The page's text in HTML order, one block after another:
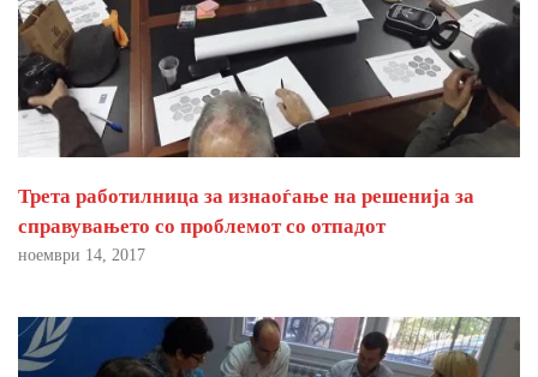
Трета работилница за изнаоѓање на решенија за
справувањето со проблемот со отпадот
ноември 14, 2017